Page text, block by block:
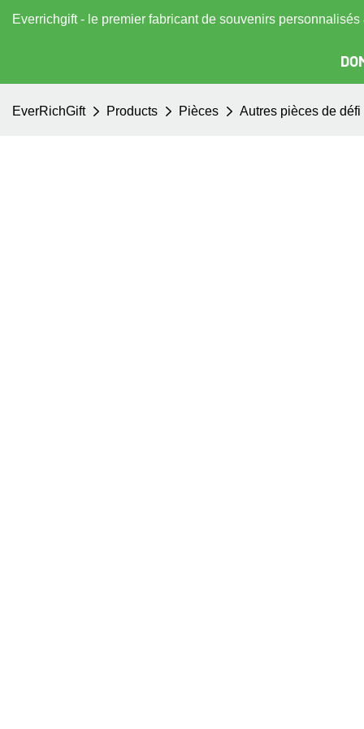
Everrichgift - le premier fabricant de souvenirs
EverRichGift Products Pièces Autres pièces de défi